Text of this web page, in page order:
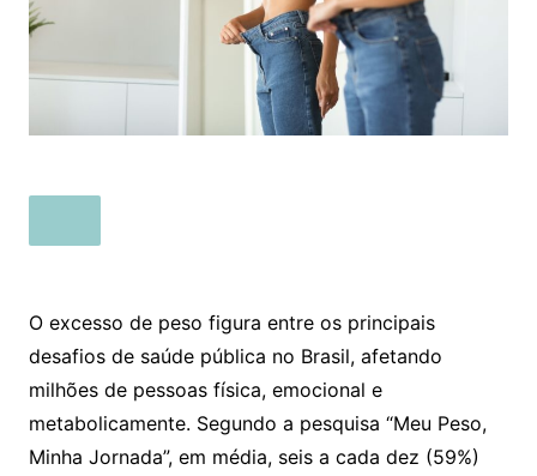
O excesso de peso figura entre os principais
desafios de saúde pública no Brasil, afetando
milhões de pessoas física, emocional e
metabolicamente. Segundo a pesquisa “Meu Peso,
Minha Jornada”, em média, seis a cada dez (59%)